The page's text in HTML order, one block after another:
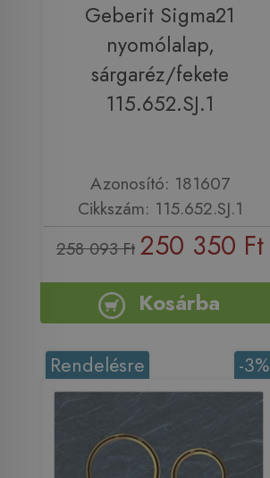
Geberit Sigma21
nyomólalap,
sárgaréz/fekete
115.652.SJ.1
Azonosító: 181607
Cikkszám: 115.652.SJ.1
258 093 Ft 250 350 Ft
Kosárba
-3%
Rendelésre